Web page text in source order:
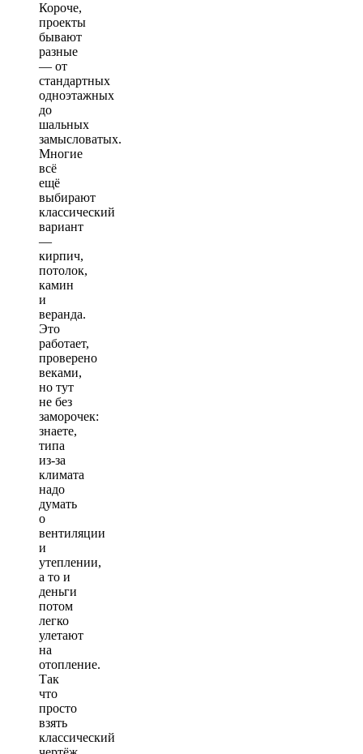
Короче,
проекты
бывают
разные
— от
стандартных
одноэтажных
до
шальных
замысловатых.
Многие
всё
ещё
выбирают
классический
вариант
—
кирпич,
потолок,
камин
и
веранда.
Это
работает,
проверено
веками,
но тут
не без
заморочек:
знаете,
типа
из-за
климата
надо
думать
о
вентиляции
и
утеплении,
а то и
деньги
потом
легко
улетают
на
отопление.
Так
что
просто
взять
классический